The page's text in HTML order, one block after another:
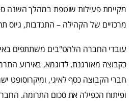
מקיימת פעילות שוטפת במהלך השנה
מרכזיים של הקהילה – התנדבות, גיוס
עובדי החברה הלהט"בים משתתפים
כקבוצה מאורגנת. לדוגמא, באירוע
חברי הקבוצה כסף לאיגי, ומיקרוסופט
ופיתוח הכפילה את סכום התרומה.